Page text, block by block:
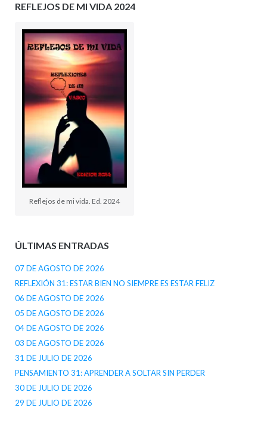
REFLEJOS DE MI VIDA 2024
Reflejos de mi vida. Ed. 2024
ÚLTIMAS ENTRADAS
07 DE AGOSTO DE 2026
REFLEXIÓN 31: ESTAR BIEN NO SIEMPRE ES ESTAR FELIZ
06 DE AGOSTO DE 2026
05 DE AGOSTO DE 2026
04 DE AGOSTO DE 2026
03 DE AGOSTO DE 2026
31 DE JULIO DE 2026
PENSAMIENTO 31: APRENDER A SOLTAR SIN PERDER
30 DE JULIO DE 2026
29 DE JULIO DE 2026